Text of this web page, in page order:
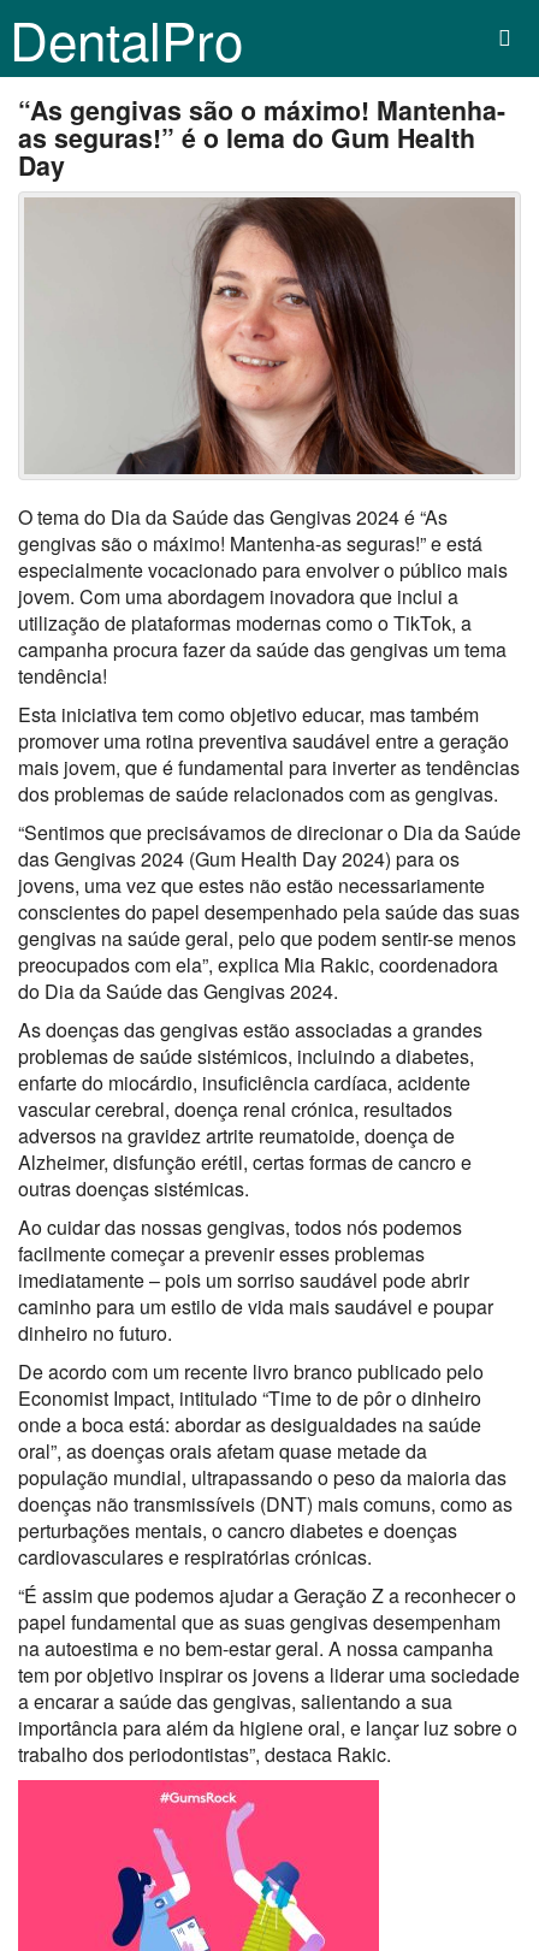
DentalPro
“As gengivas são o máximo! Mantenha-
as seguras!” é o lema do Gum Health
Day
O tema do Dia da Saúde das Gengivas 2024 é “As
gengivas são o máximo! Mantenha-as seguras!” e está
especialmente vocacionado para envolver o público mais
jovem. Com uma abordagem inovadora que inclui a
utilização de plataformas modernas como o TikTok, a
campanha procura fazer da saúde das gengivas um tema
tendência!
Esta iniciativa tem como objetivo educar, mas também
promover uma rotina preventiva saudável entre a geração
mais jovem, que é fundamental para inverter as tendências
dos problemas de saúde relacionados com as gengivas.
“Sentimos que precisávamos de direcionar o Dia da Saúde
das Gengivas 2024 (Gum Health Day 2024) para os
jovens, uma vez que estes não estão necessariamente
conscientes do papel desempenhado pela saúde das suas
gengivas na saúde geral, pelo que podem sentir-se menos
preocupados com ela”, explica Mia Rakic, coordenadora
do Dia da Saúde das Gengivas 2024.
As doenças das gengivas estão associadas a grandes
problemas de saúde sistémicos, incluindo a diabetes,
enfarte do miocárdio, insuficiência cardíaca, acidente
vascular cerebral, doença renal crónica, resultados
adversos na gravidez artrite reumatoide, doença de
Alzheimer, disfunção erétil, certas formas de cancro e
outras doenças sistémicas.
Ao cuidar das nossas gengivas, todos nós podemos
facilmente começar a prevenir esses problemas
imediatamente – pois um sorriso saudável pode abrir
caminho para um estilo de vida mais saudável e poupar
dinheiro no futuro.
De acordo com um recente livro branco publicado pelo
Economist Impact, intitulado “Time to de pôr o dinheiro
onde a boca está: abordar as desigualdades na saúde
oral”, as doenças orais afetam quase metade da
população mundial, ultrapassando o peso da maioria das
doenças não transmissíveis (DNT) mais comuns, como as
perturbações mentais, o cancro diabetes e doenças
cardiovasculares e respiratórias crónicas.
“É assim que podemos ajudar a Geração Z a reconhecer o
papel fundamental que as suas gengivas desempenham
na autoestima e no bem-estar geral. A nossa campanha
tem por objetivo inspirar os jovens a liderar uma sociedade
a encarar a saúde das gengivas, salientando a sua
importância para além da higiene oral, e lançar luz sobre o
trabalho dos periodontistas”, destaca Rakic.